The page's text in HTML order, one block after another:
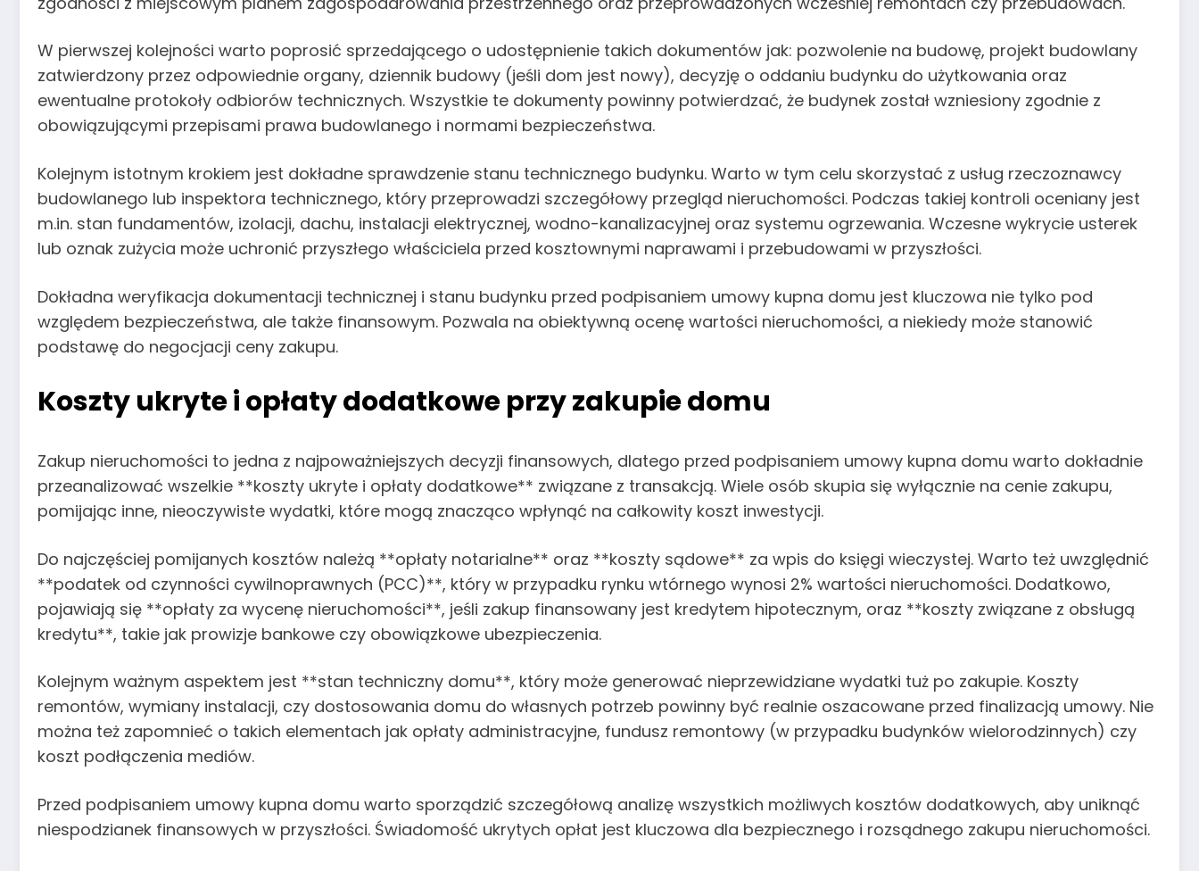
W pierwszej kolejności warto poprosić sprzedającego o udostępnienie takich dokumentów jak: pozwolenie na budowę, projekt budowlany
zatwierdzony przez odpowiednie organy, dziennik budowy (jeśli dom jest nowy), decyzję o oddaniu budynku do użytkowania oraz
ewentualne protokoły odbiorów technicznych. Wszystkie te dokumenty powinny potwierdzać, że budynek został wzniesiony zgodnie z
obowiązującymi przepisami prawa budowlanego i normami bezpieczeństwa.
Kolejnym istotnym krokiem jest dokładne sprawdzenie stanu technicznego budynku. Warto w tym celu skorzystać z usług rzeczoznawcy
budowlanego lub inspektora technicznego, który przeprowadzi szczegółowy przegląd nieruchomości. Podczas takiej kontroli oceniany jest
m.in. stan fundamentów, izolacji, dachu, instalacji elektrycznej, wodno-kanalizacyjnej oraz systemu ogrzewania. Wczesne wykrycie usterek
lub oznak zużycia może uchronić przyszłego właściciela przed kosztownymi naprawami i przebudowami w przyszłości.
Dokładna weryfikacja dokumentacji technicznej i stanu budynku przed podpisaniem umowy kupna domu jest kluczowa nie tylko pod
względem bezpieczeństwa, ale także finansowym. Pozwala na obiektywną ocenę wartości nieruchomości, a niekiedy może stanowić
podstawę do negocjacji ceny zakupu.
Koszty ukryte i opłaty dodatkowe przy zakupie domu
Zakup nieruchomości to jedna z najpoważniejszych decyzji finansowych, dlatego przed podpisaniem umowy kupna domu warto dokładnie
przeanalizować wszelkie **koszty ukryte i opłaty dodatkowe** związane z transakcją. Wiele osób skupia się wyłącznie na cenie zakupu,
pomijając inne, nieoczywiste wydatki, które mogą znacząco wpłynąć na całkowity koszt inwestycji.
Do najczęściej pomijanych kosztów należą **opłaty notarialne** oraz **koszty sądowe** za wpis do księgi wieczystej. Warto też uwzględnić
**podatek od czynności cywilnoprawnych (PCC)**, który w przypadku rynku wtórnego wynosi 2% wartości nieruchomości. Dodatkowo,
pojawiają się **opłaty za wycenę nieruchomości**, jeśli zakup finansowany jest kredytem hipotecznym, oraz **koszty związane z obsługą
kredytu**, takie jak prowizje bankowe czy obowiązkowe ubezpieczenia.
Kolejnym ważnym aspektem jest **stan techniczny domu**, który może generować nieprzewidziane wydatki tuż po zakupie. Koszty
remontów, wymiany instalacji, czy dostosowania domu do własnych potrzeb powinny być realnie oszacowane przed finalizacją umowy. Nie
można też zapomnieć o takich elementach jak opłaty administracyjne, fundusz remontowy (w przypadku budynków wielorodzinnych) czy
koszt podłączenia mediów.
Przed podpisaniem umowy kupna domu warto sporządzić szczegółową analizę wszystkich możliwych kosztów dodatkowych, aby uniknąć
niespodzianek finansowych w przyszłości. Świadomość ukrytych opłat jest kluczowa dla bezpiecznego i rozsądnego zakupu nieruchomości.